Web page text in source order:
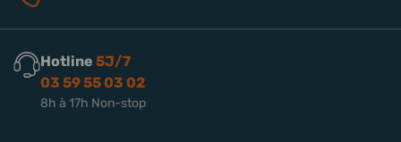
Hotline 5J/7
03 59 55 03 02
8h à 17h Non-stop